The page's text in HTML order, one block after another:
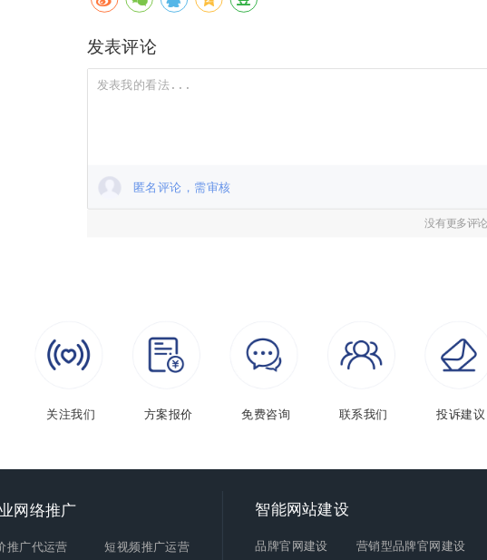
发表评论
匿名评论，需审核
没有更多评
关注我们
方案报价 免费咨询 投诉建议
联系我们
智能网站建设
品牌官网建设 营销型品牌官网建设
网络推广
推广代运营 短视频推广运营